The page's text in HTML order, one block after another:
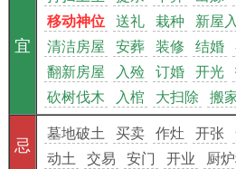
宜
移动神位
送礼 栽种 新屋
清洁房屋
安葬 装修 结婚
翻新房屋
入殓 订婚 开光
砍树伐木
入棺 大扫除 搬
忌
墓地破土 买卖 作灶 开张
动土
交易 安门 开业 厨